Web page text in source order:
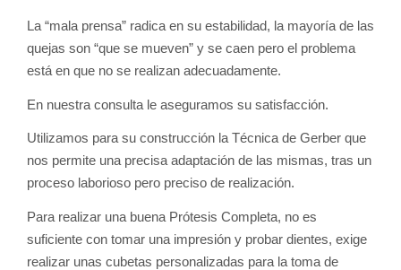
La “mala prensa” radica en su estabilidad, la mayoría de las
quejas son “que se mueven” y se caen pero el problema
está en que no se realizan adecuadamente.
En nuestra consulta le aseguramos su satisfacción.
Utilizamos para su construcción la Técnica de Gerber que
nos permite una precisa adaptación de las mismas, tras un
proceso laborioso pero preciso de realización.
Para realizar una buena Prótesis Completa, no es
suficiente con tomar una impresión y probar dientes, exige
realizar unas cubetas personalizadas para la toma de